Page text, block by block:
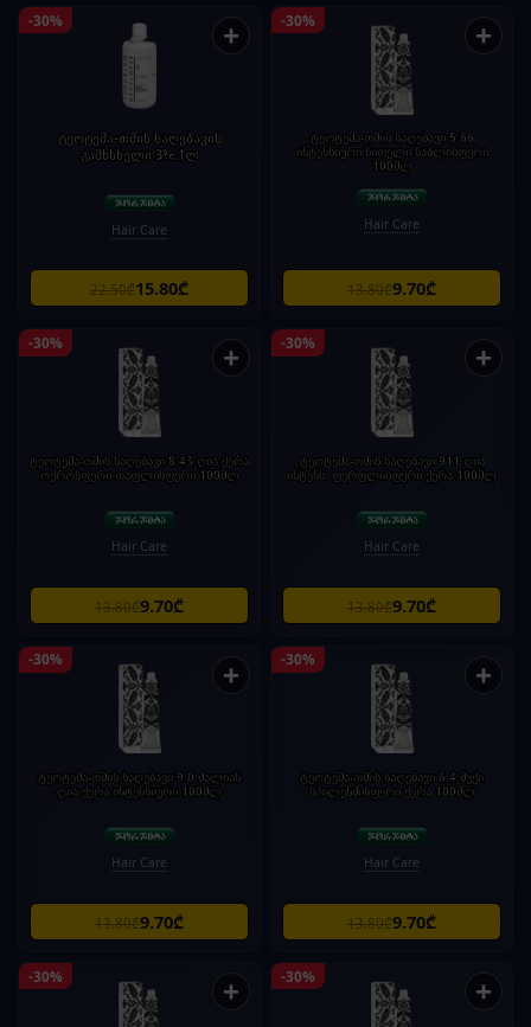
-30% +
ტეოტემა-თმის საღებავის
გამხსნელი 3%.1ლ
Hair Care
22.50₾15.80₾
-30% +
ტეოტემა-თმის საღებავი 5.66
ინტენსიური წითელი წაბლისფერი
100მლ
Hair Care
13.80₾9.70₾
-30% +
ტეოტემა-თმის საღებავი 8.43 ღია ქერა
ოქროსფერი თაფლისფერი.100მლ
Hair Care
13.80₾9.70₾
-30% +
ტეოტემა-თმის საღებავი 911 ღია
ინტენს. ფერფლისფერი ქერა.100მლ
Hair Care
13.80₾9.70₾
-30% +
ტეოტემა-თმის საღებავი 9.0 ძალიან
ღია ქერა ინტენსიური 100მლ
Hair Care
13.80₾9.70₾
-30% +
ტეოტემა-თმის საღებავი 6.4 მუქი
სპილენძისფერი ქერა 100მლ
Hair Care
13.80₾9.70₾
-30% + -30% +